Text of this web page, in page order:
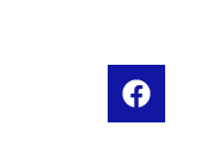
F
a
c